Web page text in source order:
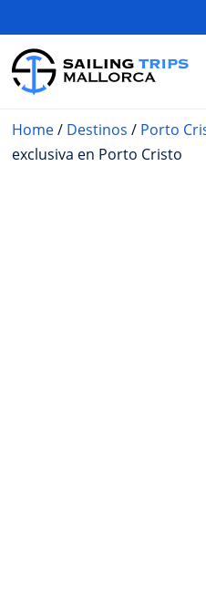
Home/ Destinos / Porto
exclusiva en Porto Cristo